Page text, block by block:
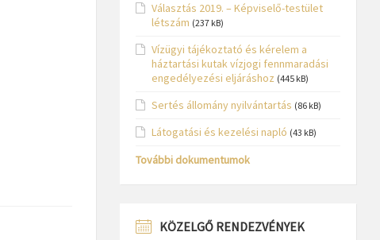
Választás 2019. – Képviselő-testület
létszám (237 kB)
Vízügyi tájékoztató és kérelem a
háztartási kutak vízjogi fennmaradási
engedélyezési eljáráshoz (445 kB)
Sertés állomány nyilvántartás (86 kB)
Látogatási és kezelési napló (43 kB)
További dokumentumok
KÖZELGŐ RENDEZVÉNYEK